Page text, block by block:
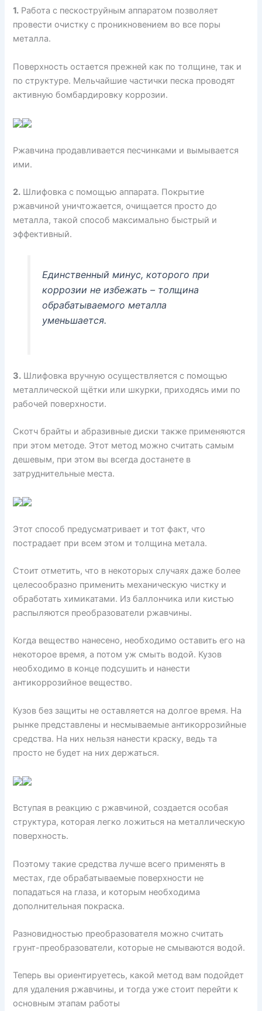
1. Работа с пескоструйным аппаратом позволяет
провести очистку с проникновением во все поры
металла.
Поверхность остается прежней как по толщине, так и
по структуре. Мельчайшие частички песка проводят
активную бомбардировку коррозии.
Ржавчина продавливается песчинками и вымывается
ими.
2. Шлифовка с помощью аппарата. Покрытие
ржавчиной уничтожается, очищается просто до
металла, такой способ максимально быстрый и
эффективный.
Единственный минус, которого при
коррозии не избежать – толщина
обрабатываемого металла
уменьшается.
3. Шлифовка вручную осуществляется с помощью
металлической щётки или шкурки, приходясь ими по
рабочей поверхности.
Скотч брайты и абразивные диски также применяются
при этом методе. Этот метод можно считать самым
дешевым, при этом вы всегда достанете в
затруднительные места.
Этот способ предусматривает и тот факт, что
пострадает при всем этом и толщина метала.
Стоит отметить, что в некоторых случаях даже более
целесообразно применить механическую чистку и
обработать химикатами. Из баллончика или кистью
распыляются преобразователи ржавчины.
Когда вещество нанесено, необходимо оставить его на
некоторое время, а потом уж смыть водой. Кузов
необходимо в конце подсушить и нанести
антикоррозийное вещество.
Кузов без защиты не оставляется на долгое время. На
рынке представлены и несмываемые антикоррозийные
средства. На них нельзя нанести краску, ведь та
просто не будет на них держаться.
Вступая в реакцию с ржавчиной, создается особая
структура, которая легко ложиться на металлическую
поверхность.
Поэтому такие средства лучше всего применять в
местах, где обрабатываемые поверхности не
попадаться на глаза, и которым необходима
дополнительная покраска.
Разновидностью преобразователя можно считать
грунт-преобразователи, которые не смываются водой.
Теперь вы ориентируетесь, какой метод вам подойдет
для удаления ржавчины, и тогда уже стоит перейти к
основным этапам работы